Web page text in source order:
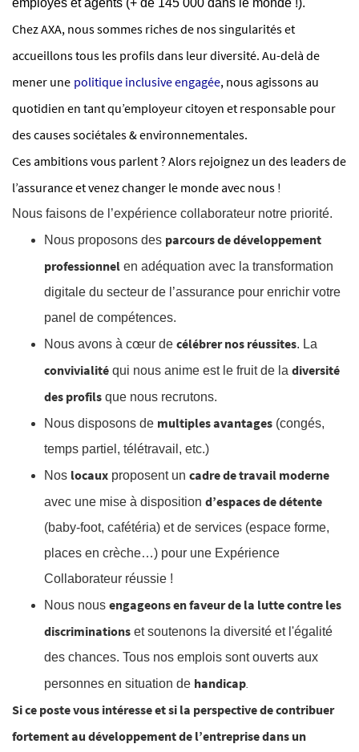
employés et agents (+ de 145 000 dans le monde !).
Chez AXA, nous sommes riches de nos singularités et
accueillons tous les profils dans leur diversité. Au-delà de
mener une politique inclusive engagée, nous agissons au
quotidien en tant qu’employeur citoyen et responsable pour
des causes sociétales & environnementales.
Ces ambitions vous parlent ? Alors rejoignez un des leaders de
l’assurance et venez changer le monde avec nous !
Nous faisons de l’expérience collaborateur notre priorité.
Nous proposons des parcours de développement
professionnel en adéquation avec la transformation
digitale du secteur de l’assurance pour enrichir votre
panel de compétences.
Nous avons à cœur de célébrer nos réussites. La
convivialité qui nous anime est le fruit de la diversité
des profils que nous recrutons.
Nous disposons de multiples avantages (congés,
temps partiel, télétravail, etc.)
Nos locaux proposent un cadre de travail moderne
avec une mise à disposition d’espaces de détente
(baby-foot, cafétéria) et de services (espace forme,
places en crèche…) pour une Expérience
Collaborateur réussie !
Nous nous engageons en faveur de la lutte contre les
discriminations et soutenons la diversité et l'égalité
des chances. Tous nos emplois sont ouverts aux
personnes en situation de handicap.
Si ce poste vous intéresse et si la perspective de contribuer
fortement au développement de l’entreprise dans un